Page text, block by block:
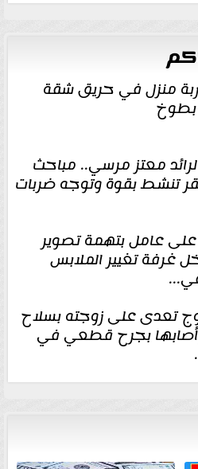
منزل في حريق شقة
معتز مرسي.. مباحث
تنشط بقوة وتوجه ضربات
عامل بتهمة تصوير
غرفة تغيير الملابس
تعدى على زوجته بسلاح
بجرح قطعي في